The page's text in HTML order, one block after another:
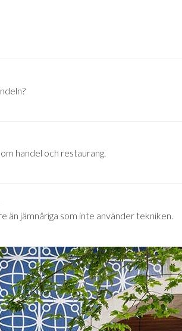
handel och restaurang.
jämnåriga som inte använder tekniken.